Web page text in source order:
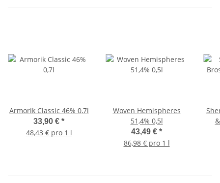
Armorik Classic 46% 0,7l
33,90 € *
48,43 € pro 1 l
Woven Hemispheres
51,4% 0,5l
43,49 € *
86,98 € pro 1 l